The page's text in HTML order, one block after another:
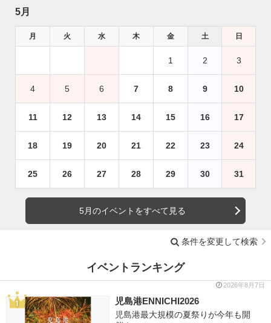
5月
月 火 水 木 金 土 日
1 2 3
4 5 6 7 8 9 10
11 12 13 14 15 16 17
18 19 20 21 22 23 24
25 26 27 28 29 30 31
5月のイベントをすべて見る
条件を変更して検索
イベントランキング
2026年8月7日
児島港ENNICHI2026
児島港最大規模の夏祭りが今年も開